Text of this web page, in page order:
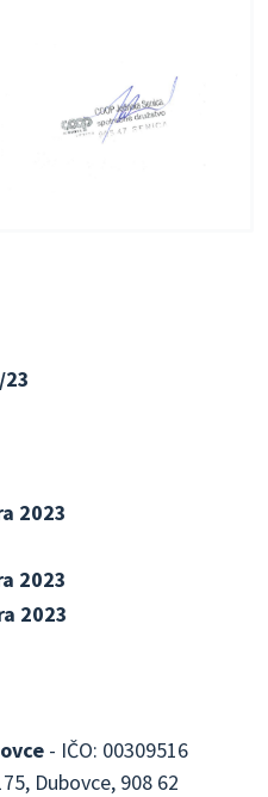
2023
2023
2023
- IČO: 00309516
Dubovce, 908 62